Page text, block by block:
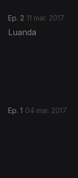
Ep. 2 11 mar. 2017
Luanda
Ep. 1 04 mar. 2017